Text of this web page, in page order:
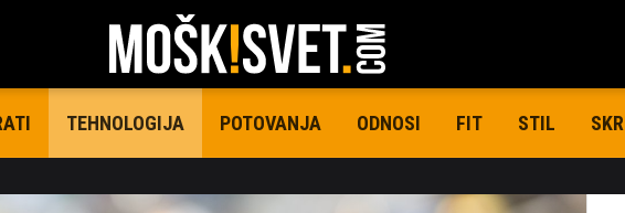
TEHNOLOGIJA POTOVANJA ODNOSI FIT STIL